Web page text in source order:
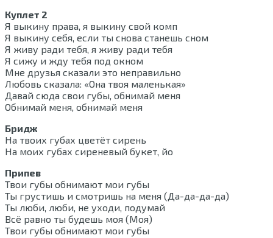
Куплет 2
Я выкину права, я выкину свой комп
Я выкину себя, если ты снова станешь сном
Я живу ради тебя, я живу ради тебя
Я сижу и жду тебя под окном
Мне друзья сказали это неправильно
Любовь сказала: «Она твоя маленькая»
Давай сюда свои губы, обнимай меня
Обнимай меня, обнимай меня
Бридж
На твоих губах цветёт сирень
На моих губах сиреневый букет, йо
Припев
Твои губы обнимают мои губы
Ты грустишь и смотришь на меня (Да-да-да-да)
Ты люби, люби, не уходи, подумай
Всё равно ты будешь моя (Моя)
Твои губы обнимают мои губы